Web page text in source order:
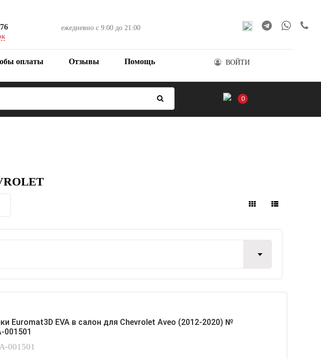
ежедневнос 9:00 до 21:00
оплаты Отзывы Помощь ВОЙТИ
0
Euromat3D EVA в салон для Chevrolet Aveo (2012-2020) №
001501
001501